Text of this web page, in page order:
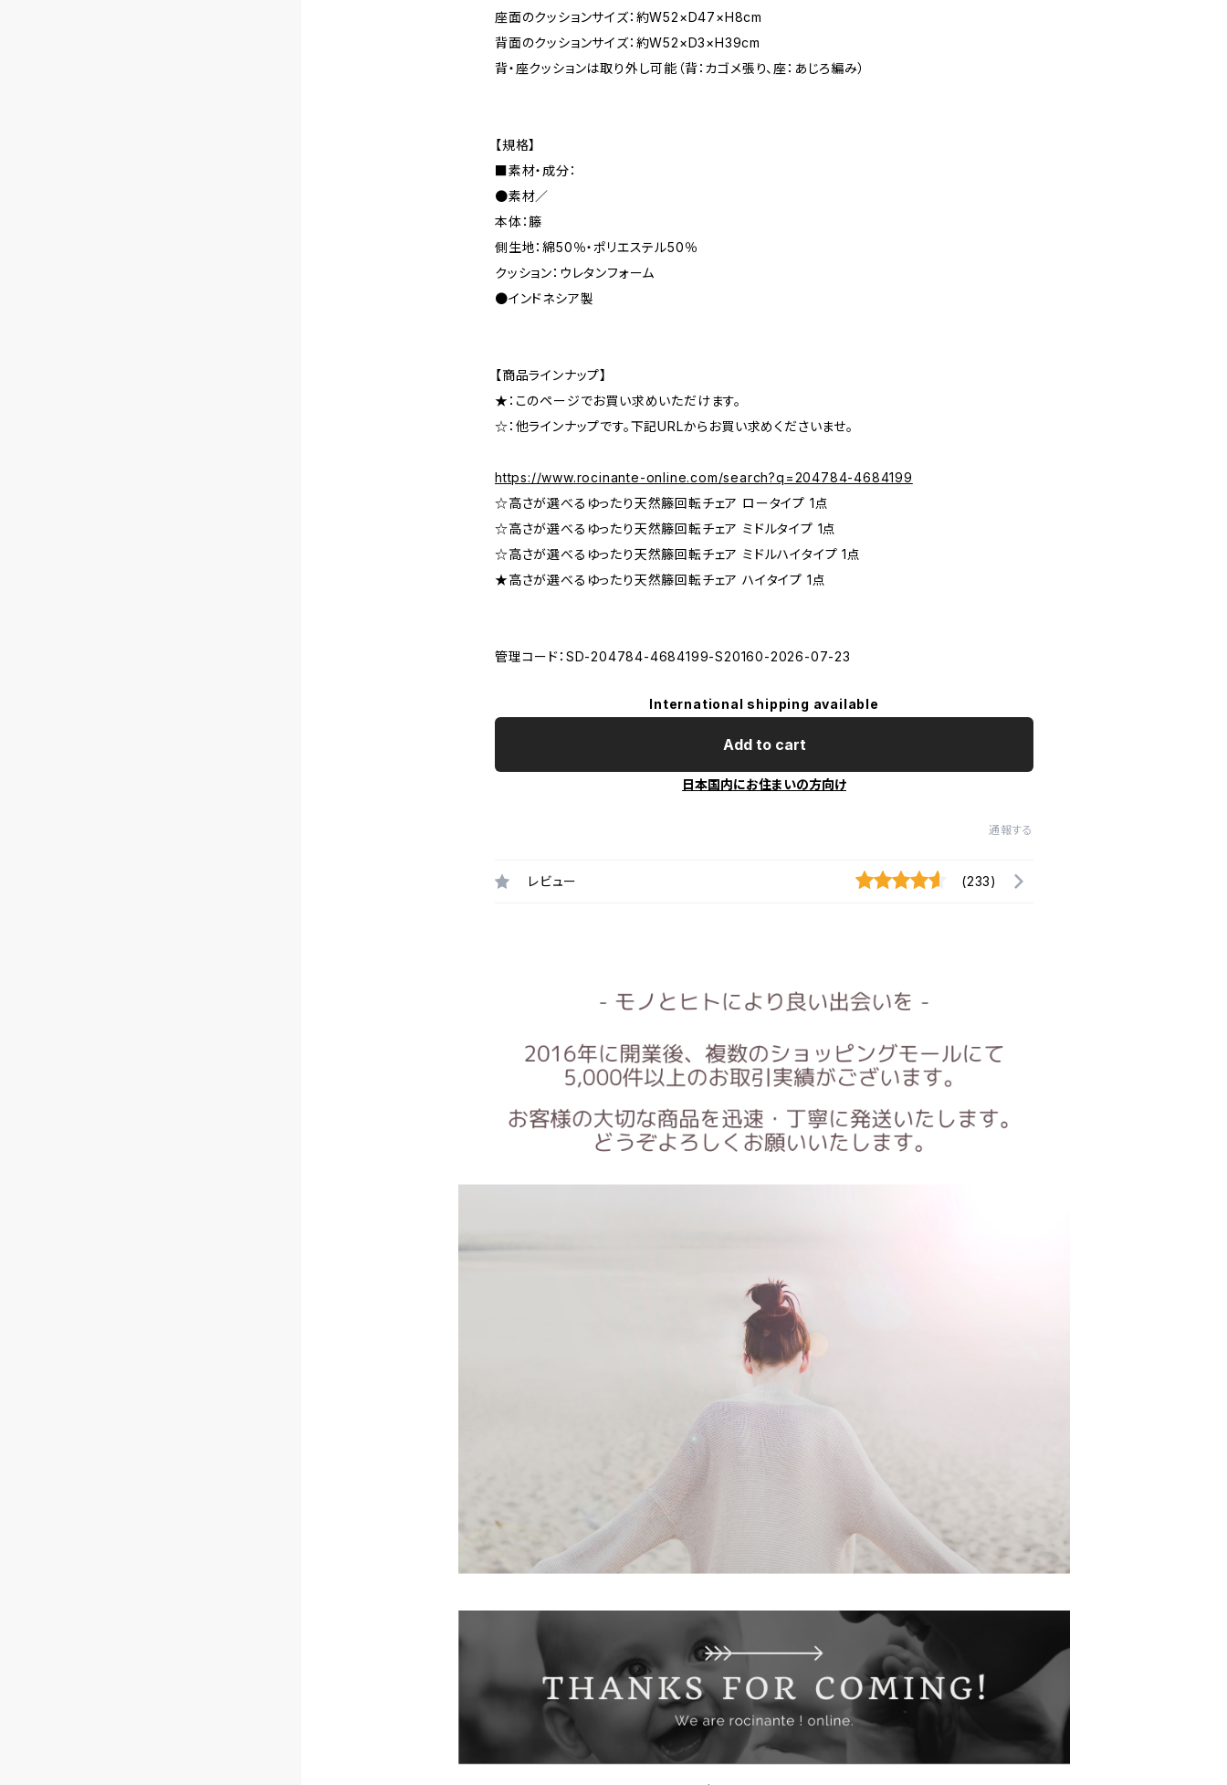
座面のクッションサイズ：約W52×D47×H8cm
背面のクッションサイズ：約W52×D3×H39cm
背・座クッションは取り外し可能（背：カゴメ張り、座：あじろ編み）
【規格】
■素材・成分：
●素材／
本体：籐
側生地：綿50％・ポリエステル50％
クッション：ウレタンフォーム
●インドネシア製
【商品ラインナップ】
★：このページでお買い求めいただけます。
☆：他ラインナップです。下記URLからお買い求めくださいませ。
https://www.rocinante-online.com/search?q=204784-4684199
☆高さが選べるゆったり天然籐回転チェア ロータイプ 1点
☆高さが選べるゆったり天然籐回転チェア ミドルタイプ 1点
☆高さが選べるゆったり天然籐回転チェア ミドルハイタイプ 1点
★高さが選べるゆったり天然籐回転チェア ハイタイプ 1点
管理コード：SD-204784-4684199-S20160-2026-07-23
International shipping available
Add to cart
日本国内にお住まいの方向け
通報する
レビュー (233)